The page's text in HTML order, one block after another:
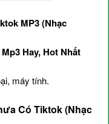
MP3 (Nhạc
Hay, Hot Nhất
máy tính.
Có Tiktok (Nhạc